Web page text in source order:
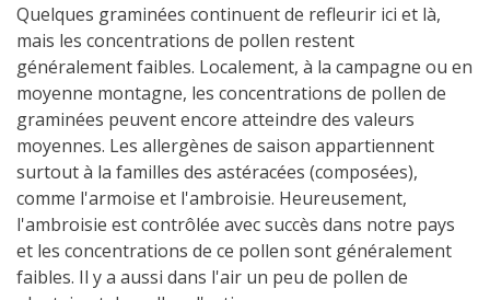
Quelques graminées continuent de refleurir ici et là,
mais les concentrations de pollen restent
généralement faibles. Localement, à la campagne ou en
moyenne montagne, les concentrations de pollen de
graminées peuvent encore atteindre des valeurs
moyennes. Les allergènes de saison appartiennent
surtout à la familles des astéracées (composées),
comme l'armoise et l'ambroisie. Heureusement,
l'ambroisie est contrôlée avec succès dans notre pays
et les concentrations de ce pollen sont généralement
faibles. Il y a aussi dans l'air un peu de pollen de